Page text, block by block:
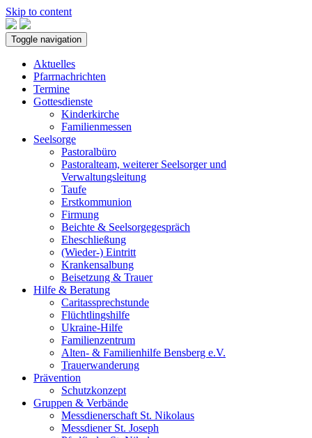
Skip to content
Toggle navigation
Aktuelles
Pfarrnachrichten
Termine
Gottesdienste
Kinderkirche
Familienmessen
Seelsorge
Pastoralbüro
Pastoralteam, weiterer Seelsorger und
Verwaltungsleitung
Taufe
Erstkommunion
Firmung
Beichte & Seelsorgegespräch
Eheschließung
(Wieder-) Eintritt
Krankensalbung
Beisetzung & Trauer
Hilfe & Beratung
Caritassprechstunde
Flüchtlingshilfe
Ukraine-Hilfe
Familienzentrum
Alten- & Familienhilfe Bensberg e.V.
Trauerwanderung
Prävention
Schutzkonzept
Gruppen & Verbände
Messdienerschaft St. Nikolaus
Messdiener St. Joseph